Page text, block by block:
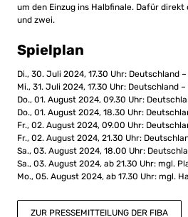
um den Einzug ins Halbfinale. Dafür
und zwei.
Spielplan
Di., 30. Juli 2024, 17.30 Uhr: Deutschland –
Mi., 31. Juli 2024, 17.30 Uhr: Deutschland
Do., 01. August 2024, 09.30 Uhr:
Do., 01. August 2024, 18.30 Uhr:
Fr., 02. August 2024, 09.00 Uhr:
Fr., 02. August 2024, 21.30 Uhr:
Sa., 03. August 2024, 18.00 Uhr:
Sa., 03. August 2024, ab 21.30 Uhr: mgl.
Mo., 05. August 2024, ab 17.30 Uhr: mgl.
ZUR PRESSEMITTEILUNG DER FIBA